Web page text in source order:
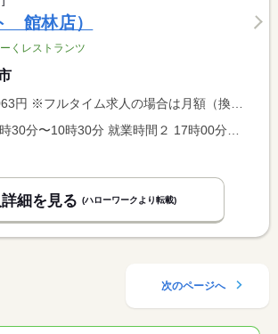
館林店）
くレストランツ
ム求人の場合は月額（換算額）、パート求人の場合は時間額を表示しています。
就業時間１ 8時30分〜10時30分 就業時間２ 17時00分〜21時00分 就業時間３ 22時00分〜23時30分 就業時間に関する特記事項 ＊休憩時間は就業時間に応じて法定どおり付与します。 <BR> ＊勤務時間、勤務日はご相談ください。 <BR> ＊２２時以降は１８歳以上の方のみとなります。
細を見る (ハローワークより転載)
次のページへ